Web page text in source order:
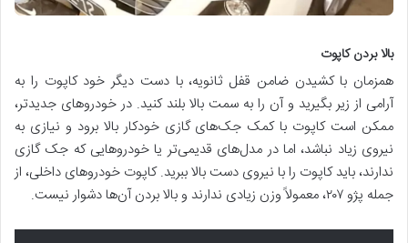
بالا بردن کاپوت
همزمان با کشیدن ضامن قفل ثانویه، با دست دیگر خود کاپوت را به
آرامی از زیر بگیرید و آن را به سمت بالا بلند کنید. در خودروهای جدیدتر،
ممکن است کاپوت با کمک جک‌های گازی خودکار بالا برود و نیازی به
نیروی زیاد نباشد، اما در مدل‌های قدیمی‌تر یا خودروهایی که جک گازی
ندارند، باید کاپوت را با نیروی دست بالا ببرید. کاپوت خودروهای داخلی، از
جمله پژو ۲۰۷، معمولاً وزن زیادی ندارند و بالا بردن آن‌ها دشوار نیست.